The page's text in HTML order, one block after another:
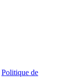
Politique de